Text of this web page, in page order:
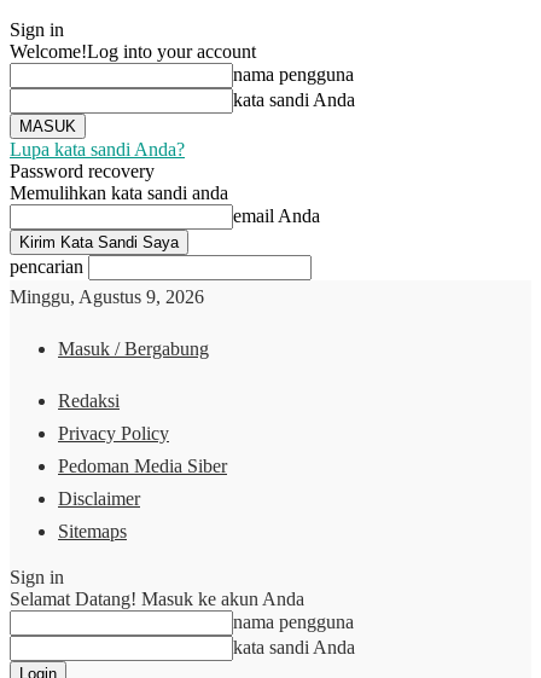
Sign in
Welcome!Log into your account
nama pengguna
kata sandi Anda
Lupa kata sandi Anda?
Password recovery
Memulihkan kata sandi anda
email Anda
pencarian
Minggu, Agustus 9, 2026
Masuk / Bergabung
Redaksi
Privacy Policy
Pedoman Media Siber
Disclaimer
Sitemaps
Sign in
Selamat Datang! Masuk ke akun Anda
nama pengguna
kata sandi Anda